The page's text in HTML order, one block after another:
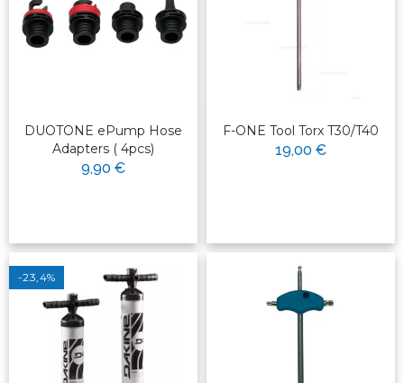
DUOTONE ePump Hose
Adapters ( 4pcs)
9,90 €
F-ONE Tool Torx T30/T40
19,00 €
-23,4%